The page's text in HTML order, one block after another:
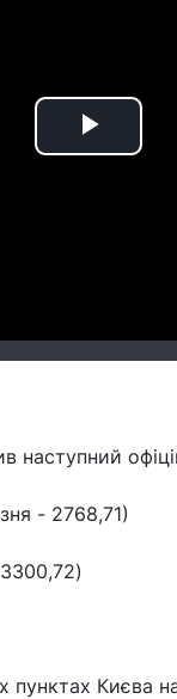
Play
наступний
- 2768,71)
пунктах Києва